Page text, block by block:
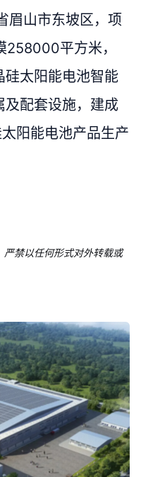
眉山市东坡区，项
258000平方米，
硅太阳能电池智能
及配套设施，建成
阳能电池产品生产
禁以任何形式对外转载或